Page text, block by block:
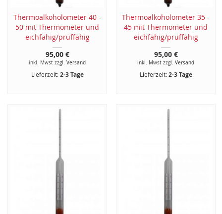
Thermoalkoholometer 40 -
50 mit Thermometer und
eichfähig/prüffähig
95,00 €
inkl. Mwst zzgl. Versand
Lieferzeit:2-3 Tage
Thermoalkoholometer 35 -
45 mit Thermometer und
eichfähig/prüffähig
95,00 €
inkl. Mwst zzgl. Versand
Lieferzeit:2-3 Tage